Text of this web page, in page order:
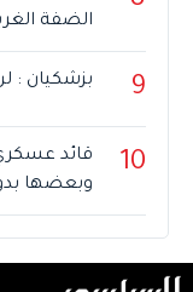
الضفة
9 بزشكيان :
10
قائد
وبعضها